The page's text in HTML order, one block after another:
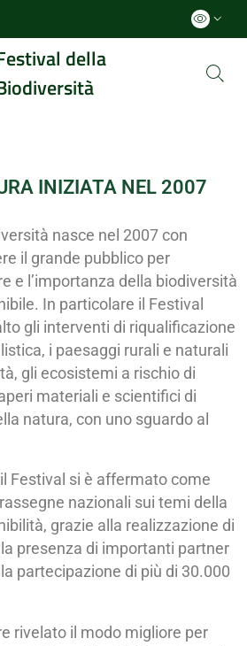
della
INIZIATA NEL 2007
nasce nel 2007 con
il grande pubblico per
e l’importanza della biodiversità
In particolare il Festival
gli interventi di riqualificazione
i paesaggi rurali e naturali
gli ecosistemi a rischio di
materiali e scientifici di
natura, con uno sguardo al
Festival si è affermato come
nazionali sui temi della
grazie alla realizzazione di
presenza di importanti partner
partecipazione di più di 30.000
rivelato il modo migliore per